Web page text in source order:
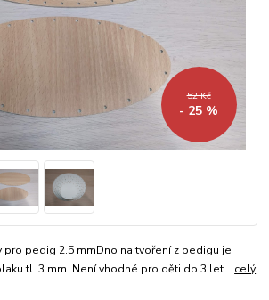
52 Kč
- 25 %
pedig 2.5 mmDno na tvoření z pedigu je
tl. 3 mm. Není vhodné pro děti do 3 let. celý